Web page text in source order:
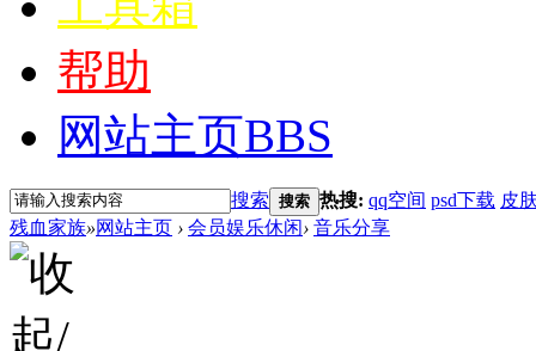
帮助
网站主页BBS
搜索 搜索 热搜: qq空间 psd下载 皮
残血家族»网站主页 › 会员娱乐休闲› 音乐分享